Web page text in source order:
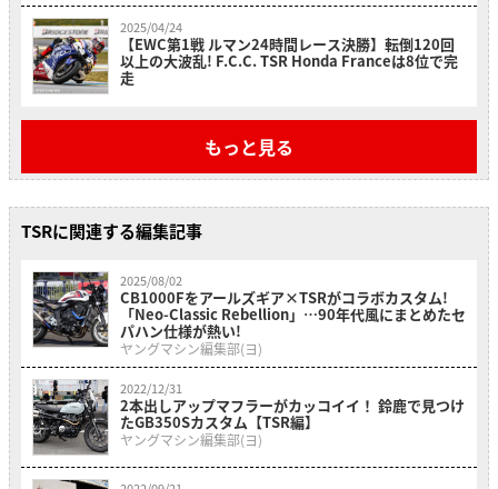
2025/04/24
【EWC第1戦 ルマン24時間レース決勝】転倒120回
以上の大波乱! F.C.C. TSR Honda Franceは8位で完
走
もっと見る
TSRに関連する編集記事
2025/08/02
CB1000Fをアールズギア×TSRがコラボカスタム!
「Neo-Classic Rebellion」…90年代風にまとめたセ
パハン仕様が熱い!
ヤングマシン編集部(ヨ)
2022/12/31
2本出しアップマフラーがカッコイイ！ 鈴鹿で見つけ
たGB350Sカスタム【TSR編】
ヤングマシン編集部(ヨ)